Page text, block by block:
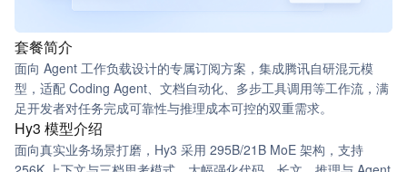
套餐简介
面向 Agent 工作负载设计的专属订阅方案，集成腾讯自研混元模
型，适配 Coding Agent、文档自动化、多步工具调用等工作流，满
足开发者对任务完成可靠性与推理成本可控的双重需求。
Hy3 模型介绍
面向真实业务场景打磨，Hy3 采用 295B/21B MoE 架构，支持